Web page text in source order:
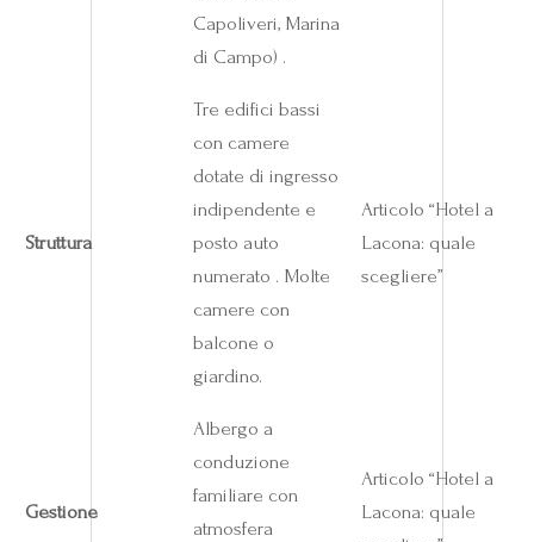
Capoliveri, Marina
di Campo) .
Struttura
Tre edifici bassi
con camere
dotate di ingresso
indipendente e
posto auto
numerato . Molte
camere con
balcone o
giardino.
Articolo “Hotel a
Lacona: quale
scegliere”
Gestione
Albergo a
conduzione
familiare con
atmosfera
Articolo “Hotel a
Lacona: quale